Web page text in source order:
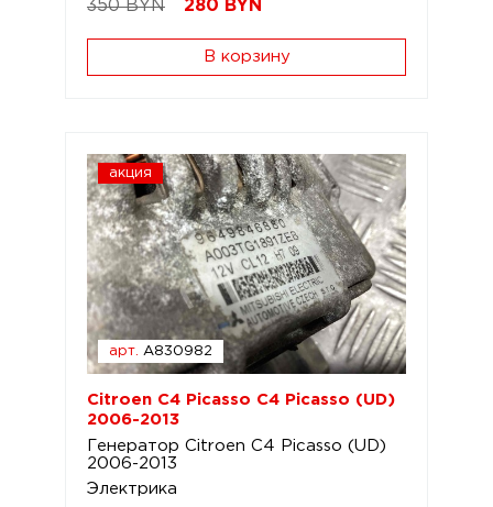
350 BYN 280 BYN
В корзину
акция
арт. A830982
Citroen C4 Picasso C4 Picasso (UD)
2006-2013
Генератор Citroen C4 Picasso (UD)
2006-2013
Электрика